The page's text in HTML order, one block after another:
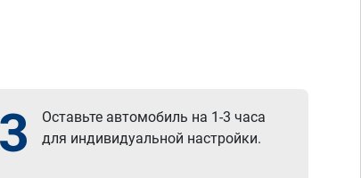
3
Оставьте автомобиль на 1-3 часа
для индивидуальной настройки.